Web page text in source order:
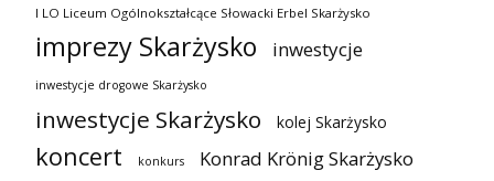
I LO Liceum Ogólnokształcące Słowacki Erbel Skarżysko
imprezy Skarżysko inwestycje
inwestycje drogowe Skarżysko
inwestycje Skarżysko kolej Skarżysko
koncert konkurs Konrad Krönig Skarżysko